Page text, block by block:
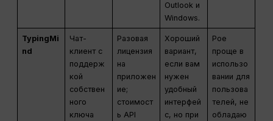
Outlook и
Windows.
TypingMi
nd
Чат-
клиент с
поддерж
кой
собствен
ного
ключа
Разовая
лицензия
на
приложен
ие;
стоимост
ь API
Хороший
вариант,
если вам
нужен
удобный
интерфей
с, но при
Poe
проще в
использо
вании для
пользова
телей, не
обладаю